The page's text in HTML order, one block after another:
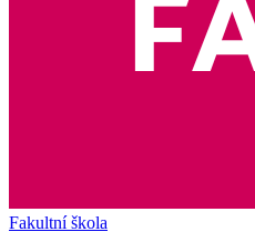
Fakultní škola